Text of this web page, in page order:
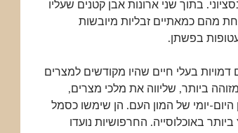
בתוך שני ארונות אבן קטנים שעליו
מהם כמאתיים זבליות מיובשות
בפשתן.
בעלי חיים שהיו מקודשים למצרים
ביותר, שליווה את מלכי מצרים,
היום-יומי של המון העם. הן שימשו כסמל
באוכלוסייה. החרפושיות נועדו